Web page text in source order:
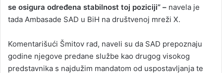
se osigura određena stabilnost toj poziciji” – navela je
tada Ambasade SAD u BiH na društvenoj mreži X.
Komentarišući Šmitov rad, naveli su da SAD prepoznaju
godine njegove predane službe kao drugog visokog
predstavnika s najdužim mandatom od uspostavljanja te